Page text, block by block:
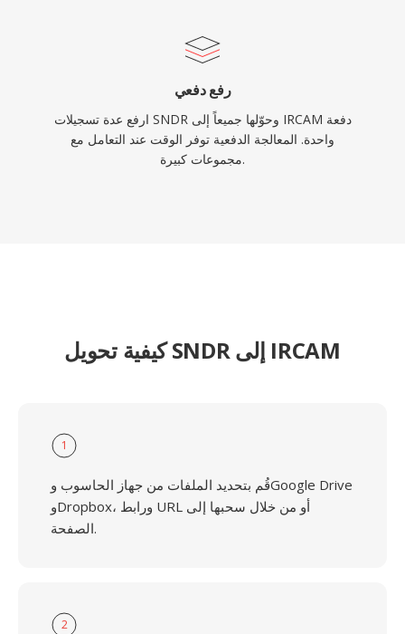
رفع دفعي
ارفع عدة تسجيلات SNDR وحوّلها جميعاً إلى IRCAM دفعة
واحدة. المعالجة الدفعية توفر الوقت عند التعامل مع
مجموعات كبيرة.
كيفية تحويل SNDR إلى IRCAM
1
قُم بتحديد الملفات من جهاز الحاسوب وGoogle Drive
وDropbox، ورابط URL أو من خلال سحبها إلى
الصفحة.
2